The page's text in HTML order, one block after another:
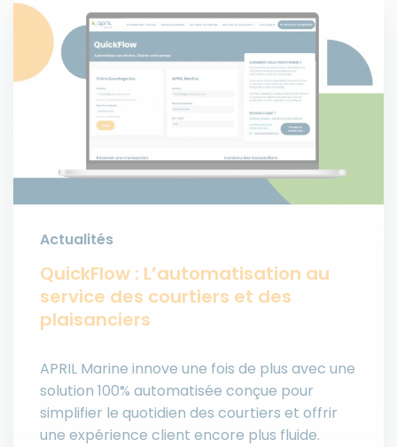
Actualités
QuickFlow : L’automatisation au
service des courtiers et des
plaisanciers
APRIL Marine innove une fois de plus avec une
solution 100% automatisée conçue pour
simplifier le quotidien des courtiers et offrir
une expérience client encore plus fluide.